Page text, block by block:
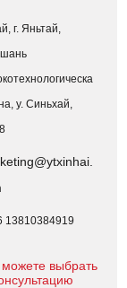
г. Яньтай,
у. Синьхай,
13810384919
выбрать